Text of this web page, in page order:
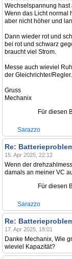
Wechselspannung
Wenn das Licht normal
aber nicht höher und
Dann wieder rot und
bei rot und schwarz
braucht viel Strom.
Messe auch wieviel
der Gleichrichter/
Gruss
Mechanix
Für diesen
Sarazzo
Re:
15. Apr 2025, 22:12
Wenn der
damals an meiner VC
Für diesen
Sarazzo
Re:
17. Apr 2025, 18:01
Danke Mechanix, Wie
wieviel Kapazität?